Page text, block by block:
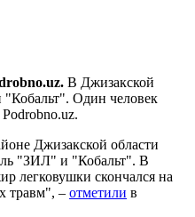
В Джизакской
"Кобальт". Один человек
Джизакской области
"ЗИЛ" и "Кобальт". В
легковушки скончался на
травм", – отметили в